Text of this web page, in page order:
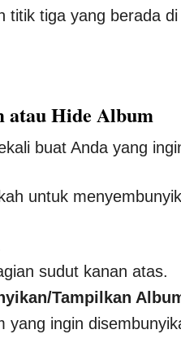
titik tiga yang berada
atau Hide Album
buat Anda yang
untuk
sudut kanan atas.
Tampilkan
yang ingin